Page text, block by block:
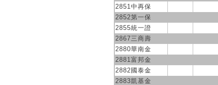
2851中再保
2852第一保
2855統一證
2867三商壽
2880華南金
2881富邦金
2882國泰金
2883凱基金